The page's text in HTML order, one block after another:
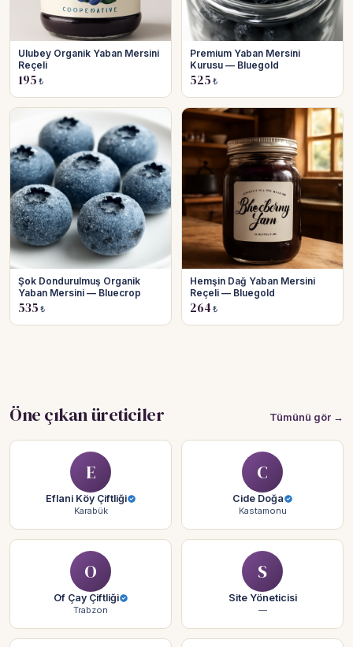
Ulubey Organik Yaban Mersini
Reçeli
195 ₺
Premium Yaban Mersini
Kurusu — Bluegold
525 ₺
Şok Dondurulmuş Organik
Yaban Mersini — Bluecrop
535 ₺
Hemşin Dağ Yaban Mersini
Reçeli — Bluegold
264 ₺
Öne çıkan üreticiler Tümünü gör →
E
Eflani Köy Çiftliği
Karabük
C
Cide Doğa
Kastamonu
O
Of Çay Çiftliği
Trabzon
S
Site Yöneticisi
—